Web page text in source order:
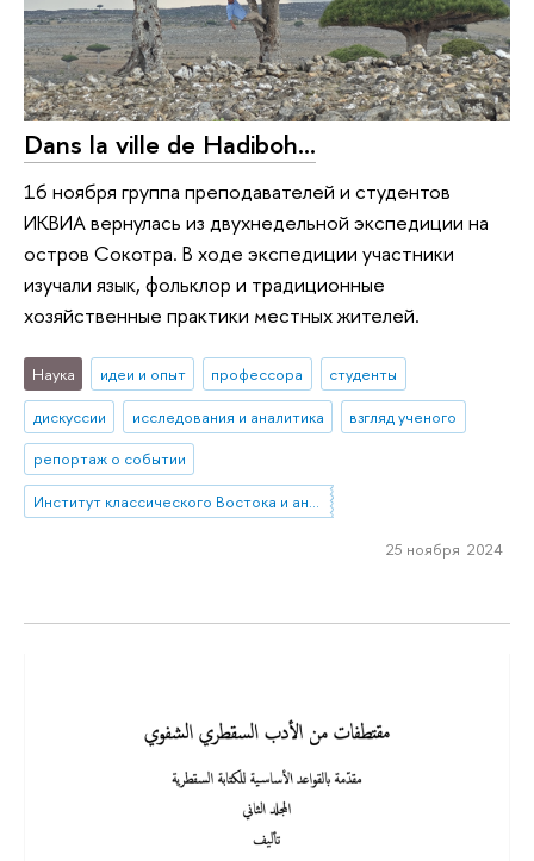
Dans la ville de Hadiboh...
16 ноября группа преподавателей и студентов
ИКВИА вернулась из двухнедельной экспедиции на
остров Сокотра. В ходе экспедиции участники
изучали язык, фольклор и традиционные
хозяйственные практики местных жителей.
Наука идеи и опыт профессора
студенты
дискуссии
исследования и аналитика
взгляд ученого
репортаж о событии
Институт классического Востока и античности
25 ноября 2024